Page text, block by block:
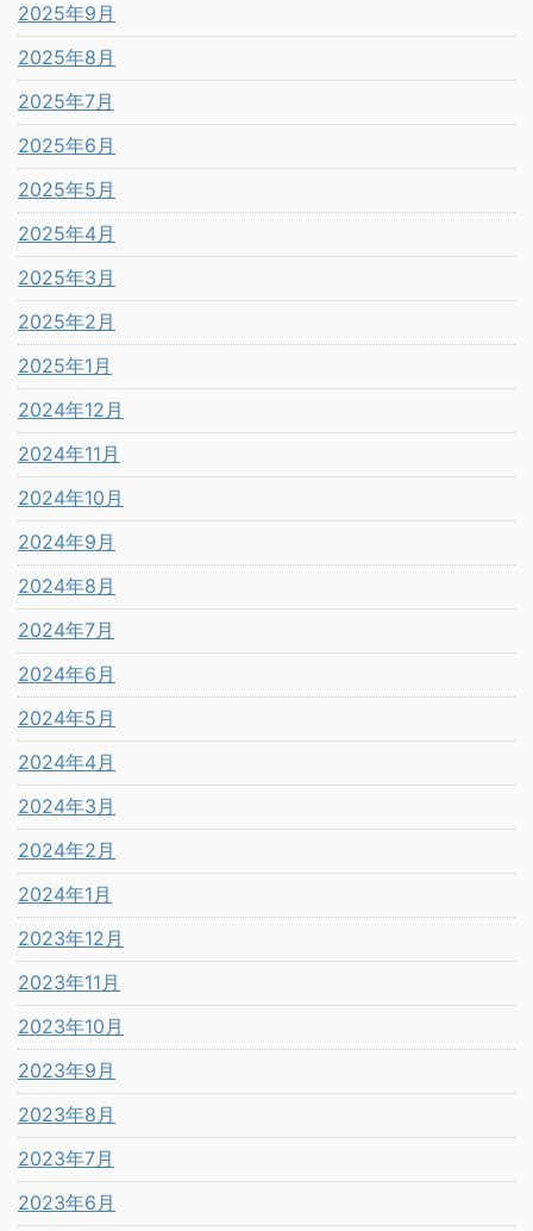
2025年9月
2025年8月
2025年7月
2025年6月
2025年5月
2025年4月
2025年3月
2025年2月
2025年1月
2024年12月
2024年11月
2024年10月
2024年9月
2024年8月
2024年7月
2024年6月
2024年5月
2024年4月
2024年3月
2024年2月
2024年1月
2023年12月
2023年11月
2023年10月
2023年9月
2023年8月
2023年7月
2023年6月